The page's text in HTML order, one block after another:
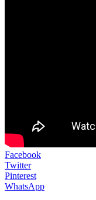
Facebook
Twitter
Pinterest
WhatsApp